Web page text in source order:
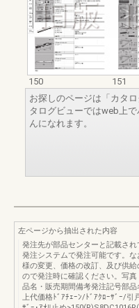
150
151
お探しのページは「カタ
タログビューではweb上
んになれます。
左ページから抽出された内容
発注先が部品センターと記載さ
発注システムで発注可能です。
様の変更、価格の改訂、及び供
ので発注時に確認ください。写
品名・販売期間備考発注記号部
上代価格ﾄﾞｱﾁｪｰﾝ/ﾄﾞｱｸﾛｰｻﾞｰ/引